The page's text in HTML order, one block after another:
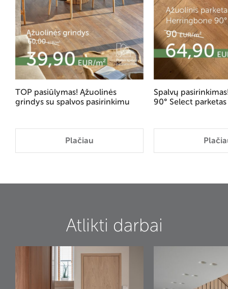
TOP pasiūlymas! Ąžuolinės
grindys su spalvos pasirinkimu
Plačiau
Spalvų
90° Select parketas
Atlikti darbai